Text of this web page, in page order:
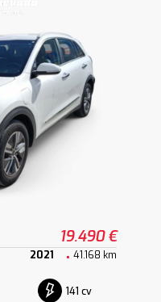
19.490 €
2021 41.168 km
141 cv